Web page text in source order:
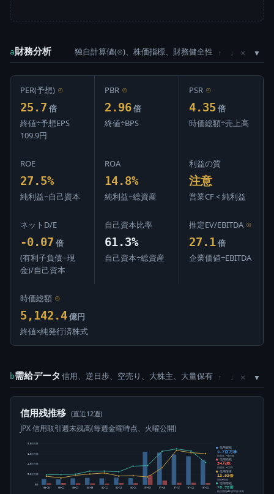
a財務分析 独自計算値(⊙)、株価指標、財務健全性 ↑ ↓ ×
PER(予想) ⊙
25.7 倍
終値÷予想EPS
109.9円
PBR ⊙
2.96 倍
終値÷BPS
PSR ⊙
4.35 倍
時価総額÷売上高
ROE
27.5%
純利益÷自己資本
ROA
14.8%
純利益÷総資産
利益の質
注意
営業CF < 純利益
ネットD/E
-0.07 倍
(有利子負債−現
金)/自己資本
自己資本比率
61.3%
自己資本÷総資産
推定EV/EBITDA ⊙
27.1 倍
企業価値÷EBITDA
時価総額 ⊙
5,142.4 億円
終値×純発行済株式
b需給データ 信用、逆日歩、空売り、大株主、大量保有 ↑ ↓ ×
信用残推移 (直近12週)
JPX 信用取引週末残高(毎週金曜時点、火曜公開)
0株
2.0百万株
4.0百万株
6.0百万株
8.0百万株
05-15 05-22 05-29 06-05 06-12 06-19 06-26 07-03 07-10 07-17 07-24 07-31
信用買残
4.7百万株
前週比 -78万株
信用売残
34万株
前週比 -4万株
信用倍率
13.93倍
買残÷売残
信用需給
+0.72倍
純信用残÷5日平均出来高